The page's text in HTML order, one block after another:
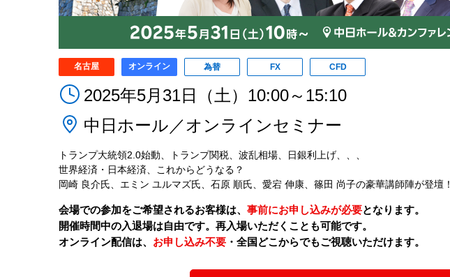
名古屋 オンライン 為替 FX CFD
2025年5月31日（土）10:00～15:10
中日ホール／オンラインセミナー
トランプ大統領2.0始動、トランプ関税、波乱相場、日銀利上げ、、、
世界経済・日本経済、これからどうなる？
岡崎 良介氏、エミン ユルマズ氏、石原 順氏、愛宕 伸康、篠田 尚子の豪華講師陣が登壇！
会場での参加をご希望されるお客様は、 事前にお申し込みが必要となります。
開催時間中の入退場は自由です。再入場いただくことも可能です。
オンライン配信は、 お申し込み不要 ・全国どこからでもご視聴いただけます。